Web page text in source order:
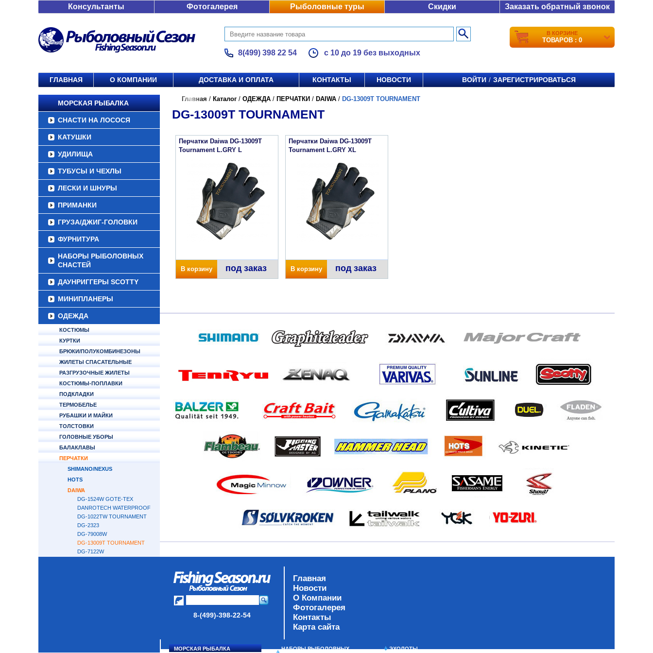
Консультанты Фотогалерея Рыболовные туры Скидки Заказать обратный звонок
8(499) 398 22 54 с 10 до 19 без выходных
В КОРЗИНЕ
ТОВАРОВ : 0
ГЛАВНАЯ О КОМПАНИИ ДОСТАВКА И ОПЛАТА КОНТАКТЫ НОВОСТИ ВОЙТИ / ЗАРЕГИСТРИРОВАТЬСЯ
МОРСКАЯ РЫБАЛКА
СНАСТИ НА ЛОСОСЯ
КАТУШКИ
УДИЛИЩА
ТУБУСЫ И ЧЕХЛЫ
ЛЕСКИ И ШНУРЫ
ПРИМАНКИ
ГРУЗА/ДЖИГ-ГОЛОВКИ
ФУРНИТУРА
НАБОРЫ РЫБОЛОВНЫХ
СНАСТЕЙ
ДАУНРИГГЕРЫ SCOTTY
МИНИПЛАНЕРЫ
ОДЕЖДА
КОСТЮМЫ
КУРТКИ
БРЮКИ/ПОЛУКОМБИНЕЗОНЫ
ЖИЛЕТЫ СПАСАТЕЛЬНЫЕ
РАЗГРУЗОЧНЫЕ ЖИЛЕТЫ
КОСТЮМЫ-ПОПЛАВКИ
ПОДКЛАДКИ
ТЕРМОБЕЛЬЕ
РУБАШКИ И МАЙКИ
ТОЛСТОВКИ
ГОЛОВНЫЕ УБОРЫ
БАЛАКЛАВЫ
ПЕРЧАТКИ
SHIMANO/NEXUS
HOTS
DAIWA
DG-1524W GOTE-TEX
DANROTECH WATERPROOF
DG-1022TW TOURNAMENT
DG-2323
DG-79008W
DG-13009T TOURNAMENT
DG-7122W
Главная / Каталог / ОДЕЖДА / ПЕРЧАТКИ / DAIWA / DG-13009T TOURNAMENT
DG-13009T TOURNAMENT
Перчатки Daiwa DG-13009T
Tournament L.GRY L
В корзину под заказ
Перчатки Daiwa DG-13009T
Tournament L.GRY XL
В корзину под заказ
8-(499)-398-22-54
Главная
Новости
О Компании
Фотогалерея
Контакты
Карта сайта
МОРСКАЯ РЫБАЛКА НАБОРЫ РЫБОЛОВНЫХ ЭХОЛОТЫ